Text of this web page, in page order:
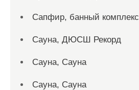
Сапфир, банный комплекс
Сауна, ДЮСШ Рекорд
Сауна, Сауна
Сауна, Сауна